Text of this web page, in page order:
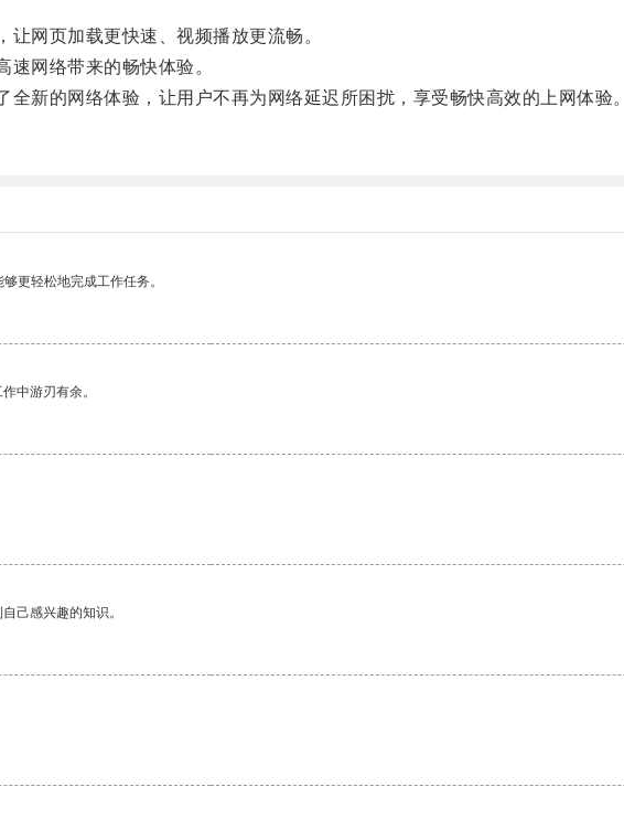
网页加载更快速、视频播放更流畅。
网络带来的畅快体验。
的网络体验，让用户不再为网络延迟所困扰，享受畅快高效的上网体验。
更轻松地完成工作任务。
中游刃有余。
己感兴趣的知识。